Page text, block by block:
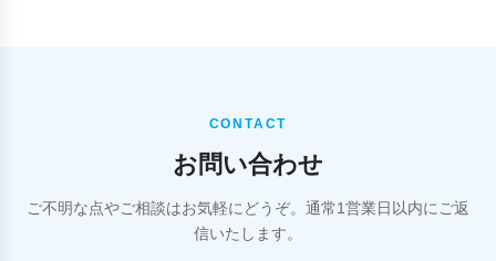
CONTACT
お問い合わせ
ご不明な点やご相談はお気軽にどうぞ。通常1営業日以内にご返
信いたします。